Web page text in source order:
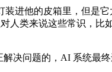
进他的皮箱里，但是
人类来说这些常识，比
问题的，AI 系统最终